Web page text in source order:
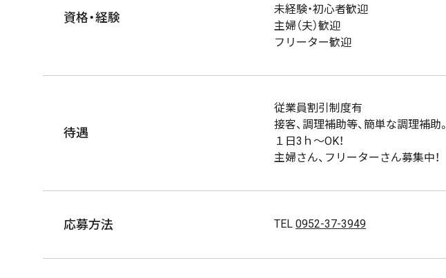
資格・経験
未経験・初心者歓迎
主婦（夫）歓迎
フリーター歓迎
待遇
従業員割引制度有
接客、調理補助等、簡単な調理補助。
１日3ｈ～OK！
主婦さん、フリーターさん募集中！
応募方法 TEL 0952-37-3949